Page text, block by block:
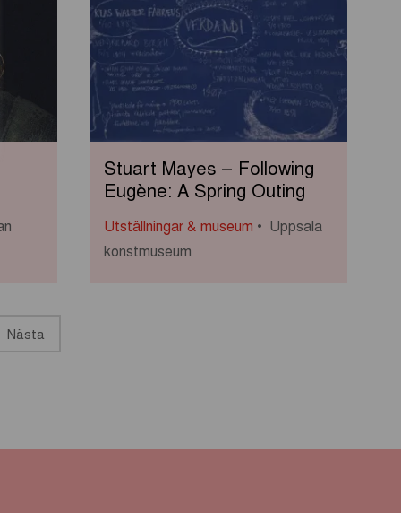
Stuart Mayes – Following
Eugène: A Spring Outing
Utställningar & museum
Uppsala
konstmuseum
Nästa